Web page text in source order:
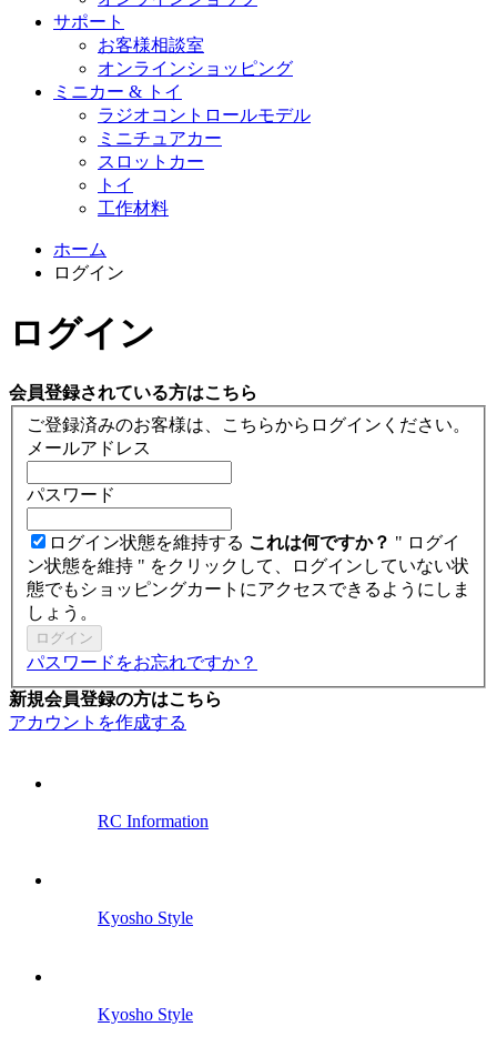
サポート
お客様相談室
オンラインショッピング
ミニカー & トイ
ラジオコントロールモデル
ミニチュアカー
スロットカー
トイ
工作材料
ホーム
ログイン
ログイン
会員登録されている方はこちら
ご登録済みのお客様は、こちらからログインください。
メールアドレス
パスワード
ログイン状態を維持する これは何ですか？ " ログイ
ン状態を維持 " をクリックして、ログインしていない状
態でもショッピングカートにアクセスできるようにしま
しょう。
ログイン
パスワードをお忘れですか？
新規会員登録の方はこちら
アカウントを作成する
RC Information
Kyosho Style
Kyosho Style